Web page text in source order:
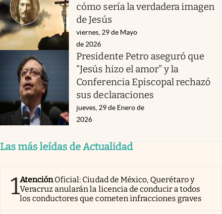
cómo sería la verdadera imagen
de Jesús
viernes, 29 de Mayo
de 2026
Presidente Petro aseguró que
“Jesús hizo el amor” y la
Conferencia Episcopal rechazó
sus declaraciones
jueves, 29 de Enero de
2026
Las más leídas de Actualidad
1AtenciónOficial: Ciudad de México, Querétaro y
Veracruz anularán la licencia de conducir a todos
los conductores que cometen infracciones graves